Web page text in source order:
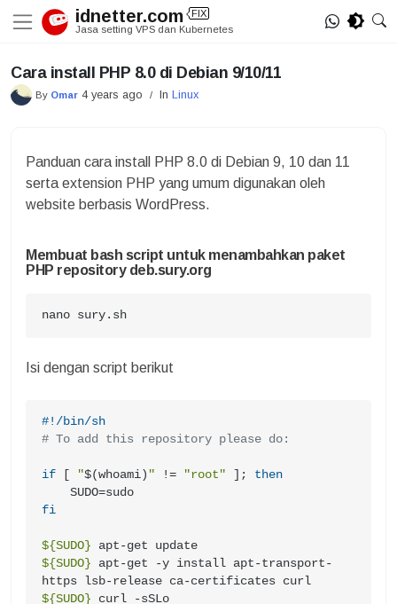
idnetter.com FIX
Jasa setting VPS dan Kubernetes
Cara install PHP 8.0 di Debian 9/10/11
By Omar 4 years ago / In Linux
Panduan cara install PHP 8.0 di Debian 9, 10 dan 11
serta extension PHP yang umum digunakan oleh
website berbasis WordPress.
Membuat bash script untuk menambahkan paket
PHP repository deb.sury.org
nano sury.sh
Isi dengan script berikut
#!/bin/sh
# To add this repository please do:
if [ "$(whoami) " != "root" ]; then
    SUDO=sudo
fi
${SUDO}
apt-get update
${SUDO} apt-get -y install apt-transport-
https lsb-release ca-certificates curl
${SUDO} curl -sSLo